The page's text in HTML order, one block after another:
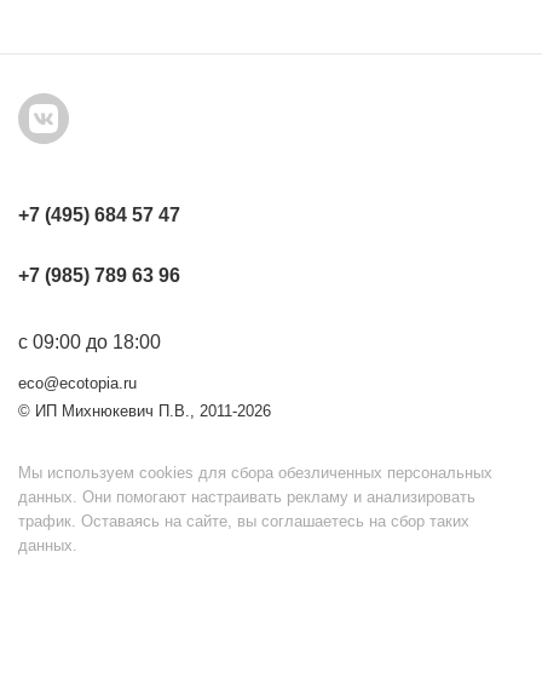
+7 (495) 684 57 47
+7 (985) 789 63 96
с 09:00 до 18:00
eco@ecotopia.ru
© ИП Михнюкевич П.В., 2011-2026
Мы используем cookies для сбора обезличенных персональных
данных. Они помогают настраивать рекламу и анализировать
трафик. Оставаясь на сайте, вы соглашаетесь на сбор таких
данных.